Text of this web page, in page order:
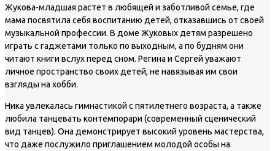
Жукова-младшая растет в любящей и заботливой семье, где
мама посвятила себя воспитанию детей, отказавшись от своей
музыкальной профессии. В доме Жуковых детям разрешено
играть с гаджетами только по выходным, а по будням они
читают книги вслух перед сном. Регина и Сергей уважают
личное пространство своих детей, не навязывая им свои
взгляды на хобби.
Ника увлекалась гимнастикой с пятилетнего возраста, а также
любила танцевать контемпорари (современный сценический
вид танцев). Она демонстрирует высокий уровень мастерства,
что даже послужило приглашением молодой особы на